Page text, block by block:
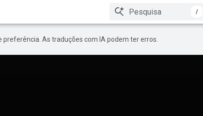
/
As traduções com IA podem ter erros.